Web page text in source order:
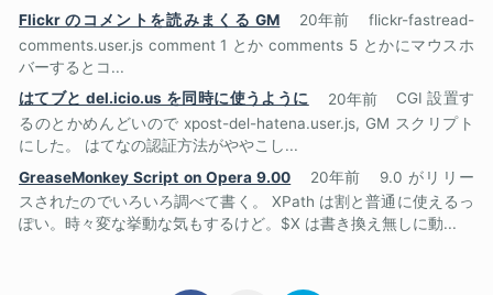
Flickr のコメントを読みまくる GM
20年前
flickr-fastread-
comments.user.js comment 1 とか comments 5 とかにマウスホ
バーするとコ...
はてブと del.icio.us を同時に使うように
20年前
CGI 設置す
るのとかめんどいので xpost-del-hatena.user.js, GM スクリプト
にした。 はてなの認証方法がややこし...
GreaseMonkey Script on Opera 9.00
20年前
9.0 がリリー
スされたのでいろいろ調べて書く。 XPath は割と普通に使えるっ
ぽい。時々変な挙動な気もするけど。$X は書き換え無しに動...